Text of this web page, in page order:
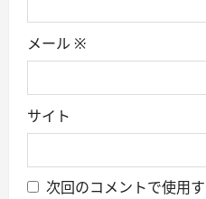
メール ※
サイト
次回のコメントで使用